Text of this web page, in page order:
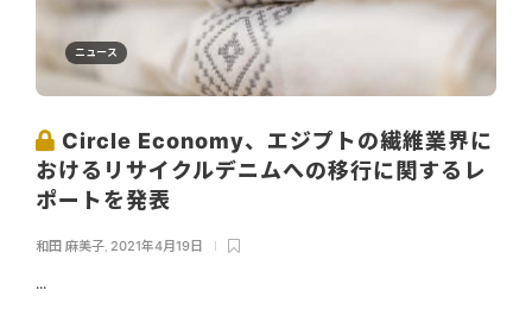
ニュース
Circle Economy、エジプトの繊維業界に
おけるリサイクルデニムへの移行に関するレ
ポートを発表
和田 麻美子 2021年4月19日
...